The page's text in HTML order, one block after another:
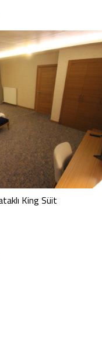
King Süit